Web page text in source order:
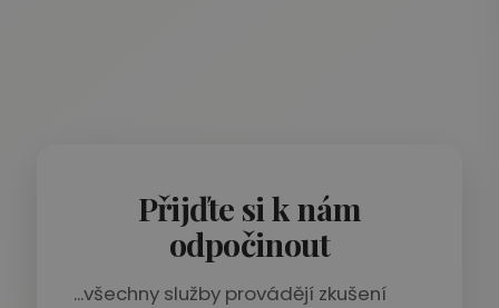
Přijďte si k nám
odpočinout
...všechny služby provádějí zkušení